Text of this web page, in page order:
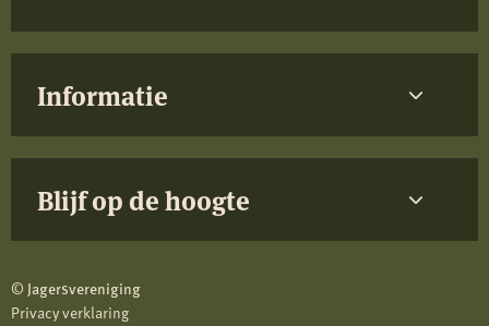
Informatie
Blijf op de hoogte
© Jagersvereniging
Privacy verklaring